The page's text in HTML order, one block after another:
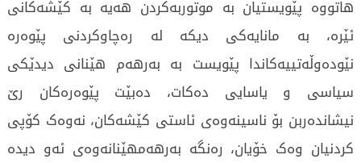
هاتووە پێویستیان بە موتوربەکردن هەیە بە کێشەکانی
ئێرە، بە مانایەکی دیکە لە رەچاوکردنی پێوەرە
نێودەوڵەتییەکاندا پێویست بە بەرهەم هێنانی دیدێکی
سیاسی و یاسایی دەکات، دەبێت پێوەرەکان رێ
نیشاندەربن بۆ ناسینەوەی ئاستی کێشەکان، نەوەک کۆپی
کردنیان وەک خۆیان، رەنگە بەرهەمهێنانەوەی ئەو دیدە